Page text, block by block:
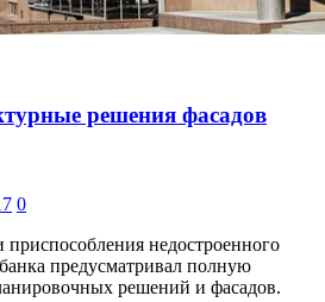
решения фасадов
0
недостроенного
предусматривал полную
решений и фасадов.